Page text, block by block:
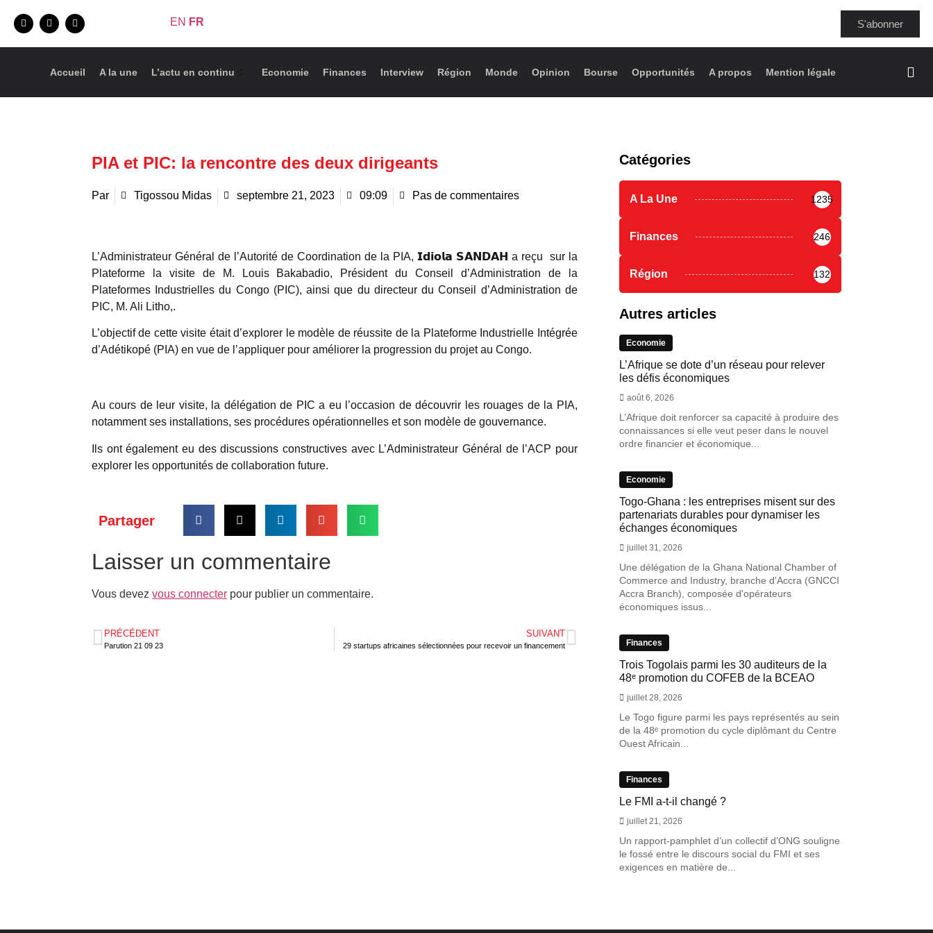
EN FR S'abonner
Accueil A la une L’actu en continu Economie Finances Interview Région Monde Opinion Bourse Opportunités A propos Mention légale
PIA et PIC: la rencontre des deux dirigeants
Par Tigossou Midas septembre 21, 2023 09:09 Pas de commentaires
L’Administrateur Général de l’Autorité de Coordination de la PIA, 𝗜𝗱𝗶𝗼𝗹𝗮 𝗦𝗔𝗡𝗗𝗔𝗛 a reçu sur la
Plateforme la visite de M. Louis Bakabadio, Président du Conseil d’Administration de la
Plateformes Industrielles du Congo (PIC), ainsi que du directeur du Conseil d’Administration de
PIC, M. Ali Litho,.
L’objectif de cette visite était d’explorer le modèle de réussite de la Plateforme Industrielle Intégrée
d’Adétikopé (PIA) en vue de l’appliquer pour améliorer la progression du projet au Congo.
Au cours de leur visite, la délégation de PIC a eu l’occasion de découvrir les rouages de la PIA,
notamment ses installations, ses procédures opérationnelles et son modèle de gouvernance.
Ils ont également eu des discussions constructives avec L’Administrateur Général de l’ACP pour
explorer les opportunités de collaboration future.
Partager
Laisser un commentaire
Vous devez vous connecter pour publier un commentaire.
PRÉCÉDENT
Parution 21 09 23
SUIVANT
29 startups africaines sélectionnées pour recevoir un financement
Catégories
A La Une 1235
Finances 246
Région 132
Autres articles
Economie
L’Afrique se dote d’un réseau pour relever
les défis économiques
août 6, 2026
L’Afrique doit renforcer sa capacité à produire des
connaissances si elle veut peser dans le nouvel
ordre financier et économique...
Economie
Togo-Ghana : les entreprises misent sur des
partenariats durables pour dynamiser les
échanges économiques
juillet 31, 2026
Une délégation de la Ghana National Chamber of
Commerce and Industry, branche d'Accra (GNCCI
Accra Branch), composée d'opérateurs
économiques issus...
Finances
Trois Togolais parmi les 30 auditeurs de la
48ᵉ promotion du COFEB de la BCEAO
juillet 28, 2026
Le Togo figure parmi les pays représentés au sein
de la 48ᵉ promotion du cycle diplômant du Centre
Ouest Africain...
Finances
Le FMI a-t-il changé ?
juillet 21, 2026
Un rapport-pamphlet d’un collectif d’ONG souligne
le fossé entre le discours social du FMI et ses
exigences en matière de...